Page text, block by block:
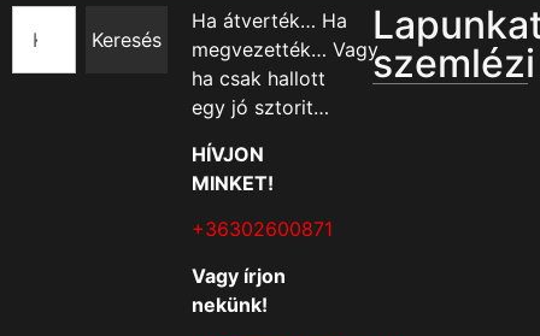
Keresés
Ha átverték… Ha
megvezették… Vagy
ha csak hallott
egy jó sztorit…
HÍVJON
MINKET!
+36302600871
Vagy írjon
nekünk!
szemlézi